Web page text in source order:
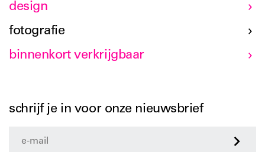
design
fotografie
binnenkort verkrijgbaar
schrijf je in voor onze nieuwsbrief